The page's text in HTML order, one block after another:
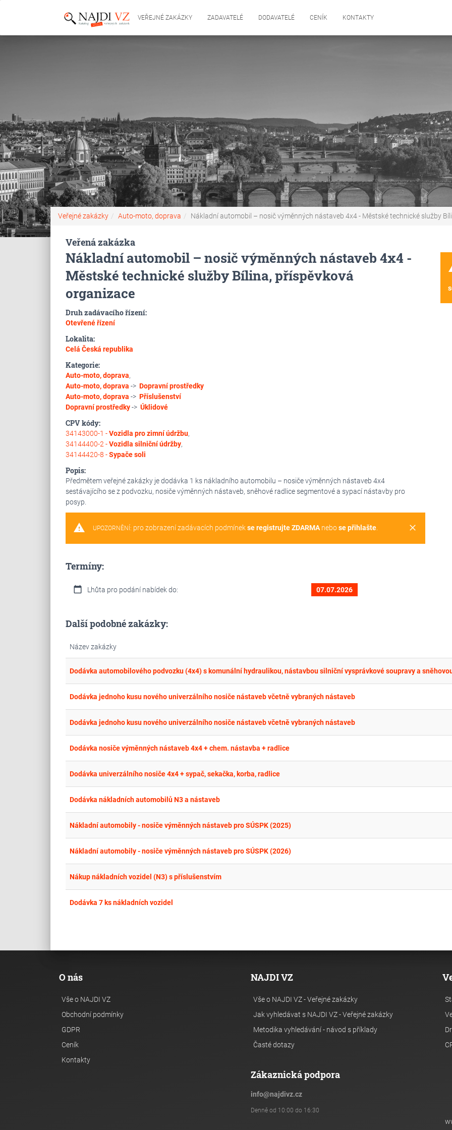
VEŘEJNÉ ZAKÁZKY ZADAVATELÉ DODAVATELÉ CENÍK KONTAKTY
Veřejné zakázky Auto-moto, doprava Nákladní automobil – nosič výměnných nástaveb 4x4 - Městské technické služby
Veřená zakázka
Nákladní automobil – nosič výměnných nástaveb 4x4 -
Městské technické služby Bílina, příspěvková
organizace
Druh zadávacího řízení:
Otevřené řízení
Lokalita:
Celá Česká republika
Kategorie:
Auto-moto, doprava,
Auto-moto, doprava -> Dopravní prostředky
Auto-moto, doprava -> Příslušenství
Dopravní prostředky-> Úklidové
CPV kódy:
34143000-1 -Vozidla pro zimní údržbu,
34144400-2 -Vozidla silniční údržby,
34144420-8 -Sypače soli
Popis:
Předmětem veřejné zakázky je dodávka 1 ks nákladního automobilu – nosiče výměnných nástaveb 4x4
sestávajícího se z podvozku, nosiče výměnných nástaveb, sněhové radlice segmentové a sypací nástavby pro
posyp.
warning clear
UPOZORNĚNÍ: pro zobrazení zadávacích podmínekse registrujte ZDARMAnebose přihlašte.
Termíny:
calendar_today Lhůta pro podání nabídek do: 07.07.2026
Další podobné zakázky:
Název zakázky
Dodávka jednoho kusu nového univerzálního nosiče nástaveb včetně vybraných nástaveb
Dodávka jednoho kusu nového univerzálního nosiče nástaveb včetně vybraných nástaveb
Dodávka nosiče výměnných nástaveb 4x4 + chem. nástavba + radlice
Dodávka univerzálního nosiče 4x4 + sypač, sekačka, korba, radlice
Dodávka nákladních automobilů N3 a nástaveb
Nákladní automobily - nosiče výměnných nástaveb pro SÚSPK (2025)
Nákladní automobily - nosiče výměnných nástaveb pro SÚSPK (2026)
Nákup nákladních vozidel (N3) s příslušenstvím
Dodávka 7 ks nákladních vozidel
O nás
Vše o NAJDI VZ
Obchodní podmínky
GDPR
Ceník
Kontakty
NAJDI VZ
Vše o NAJDI VZ - Veřejné zakázky
Jak vyhledávat s NAJDI VZ - Veřejné zakázky
Metodika vyhledávání - návod s příklady
Časté dotazy
Zákaznická podpora
info@najdivz.cz
Denně od 10:00 do 16:30